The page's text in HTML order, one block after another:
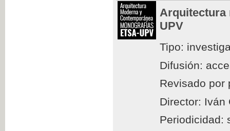
Arquitectura
UPV
Tipo:
Difusión:
Revisado por
Director: Iván
Periodicidad: